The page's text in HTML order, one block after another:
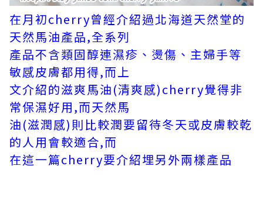
在月初cherry曾經介紹過北海道天然堂的
天然馬油產品,全系列
產品不含類固醇連濕疹、燙傷、主婦手等
敏感皮膚都用得,而上
文介紹的滋爽馬油(清爽感)cherry覺得非
常保濕好用,而天然馬
油(滋潤感) 則比較潤要留待冬天或皮膚較乾
的人用會較適合,而
在這一篇cherry要介紹埋另外兩樣產品